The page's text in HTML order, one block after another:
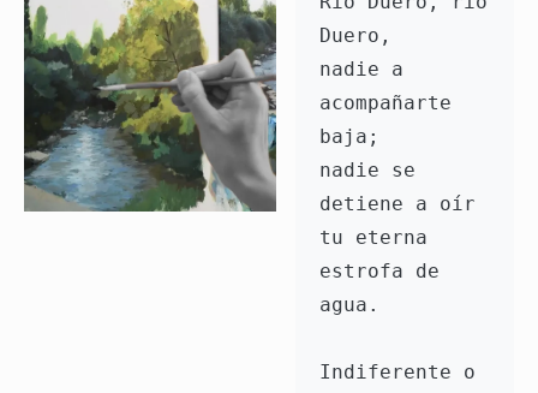
Duero,
nadie a
acompañarte
baja;
nadie se
detiene a oír
tu eterna
estrofa de
agua.
Indiferente o